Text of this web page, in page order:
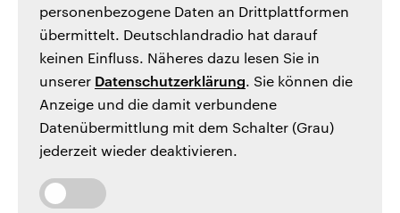
personenbezogene Daten an Drittplattformen
übermittelt. Deutschlandradio hat darauf
keinen Einfluss. Näheres dazu lesen Sie in
unserer Datenschutzerklärung. Sie können die
Anzeige und die damit verbundene
Datenübermittlung mit dem Schalter (Grau)
jederzeit wieder deaktivieren.